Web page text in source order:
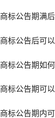
商标公告期满
商标公告后可
商标公告期如
商标公告期可
商标公告期内